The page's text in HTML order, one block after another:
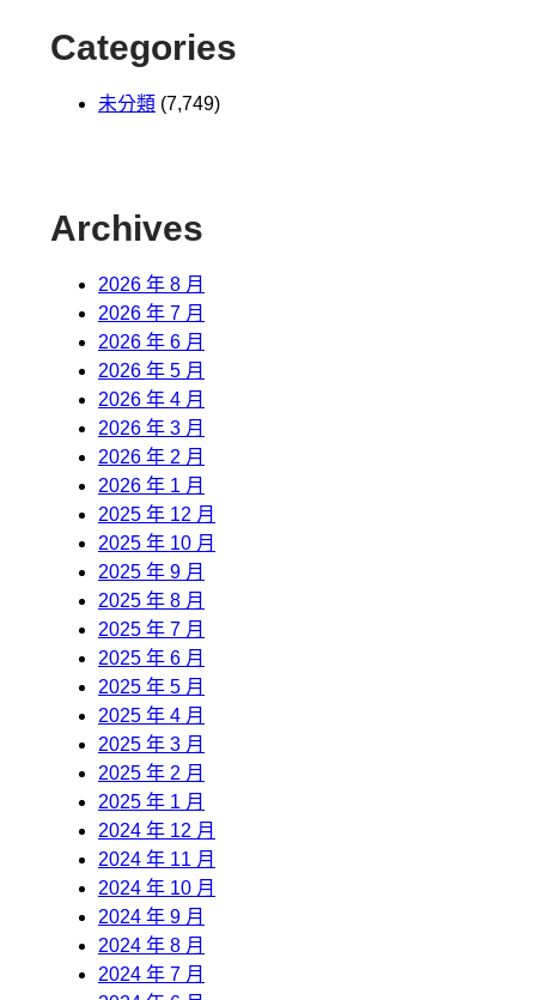
Categories
未分類 (7,749)
Archives
2026 年 8 月
2026 年 7 月
2026 年 6 月
2026 年 5 月
2026 年 4 月
2026 年 3 月
2026 年 2 月
2026 年 1 月
2025 年 12 月
2025 年 10 月
2025 年 9 月
2025 年 8 月
2025 年 7 月
2025 年 6 月
2025 年 5 月
2025 年 4 月
2025 年 3 月
2025 年 2 月
2025 年 1 月
2024 年 12 月
2024 年 11 月
2024 年 10 月
2024 年 9 月
2024 年 8 月
2024 年 7 月